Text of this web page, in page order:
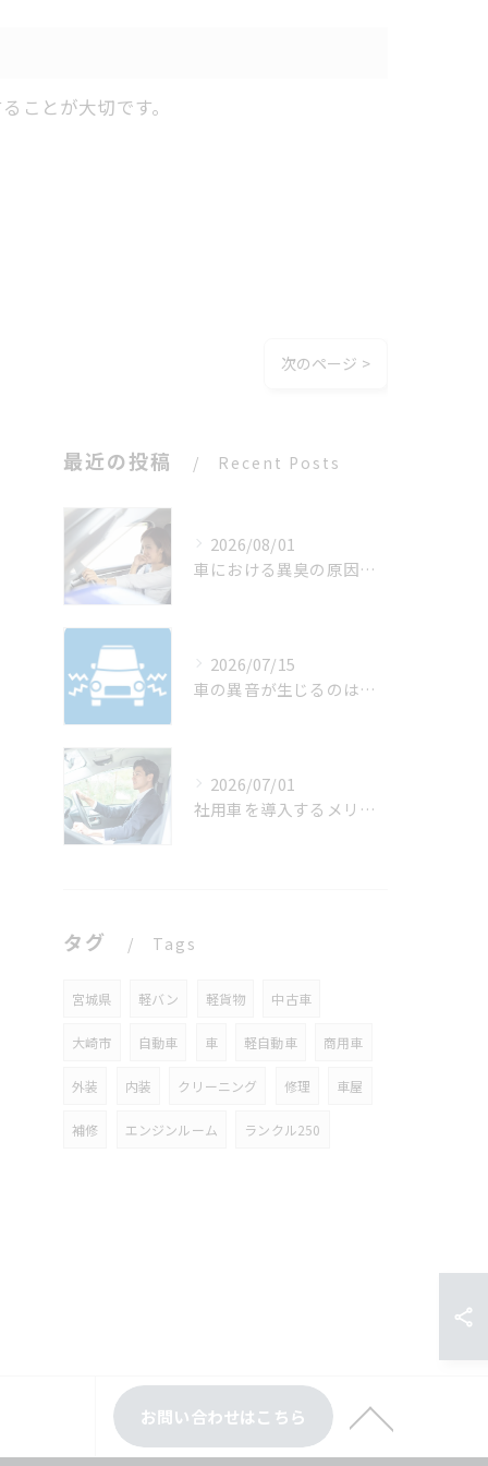
ことが大切です。
次のページ >
最近の投稿 Recent Posts
2026/08/01
車における異臭の原因は？
2026/07/15
車の異音が生じるのはなぜ？
2026/07/01
社用車を導入するメリットは？
タグ Tags
宮城県 軽バン 軽貨物 中古車
大崎市 自動車 車 軽自動車 商用車
外装 内装 クリーニング 修理 車屋
補修 エンジンルーム ランクル250
お問い合わせはこちら